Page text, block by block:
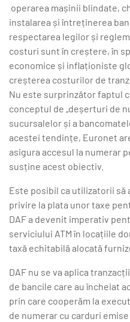
operarea mașinii blindate,
instalarea și întreținerea
respectarea legilor și
costuri sunt în creștere, în
economice și inflaționiste
creșterea costurilor de
Nu este surprinzător faptul
conceptul de „deșerturi de
sucursalelor și a
acestei tendințe, Euronet
asigura accesul la numerar
susține acest obiectiv.
Este posibil ca utilizatorii
privire la plata unor taxe
DAF a devenit imperativ
serviciului ATM în locațiile
taxă echitabilă alocată
DAF nu se va aplica
de bancile care au încheiat
prin care cooperăm la
de numerar cu carduri